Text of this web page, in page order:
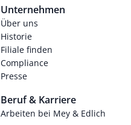
Unternehmen
Über uns
Historie
Filiale finden
Compliance
Presse
Beruf & Karriere
Arbeiten bei Mey & Edlich